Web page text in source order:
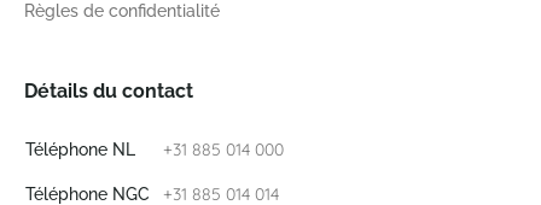
Règles de confidentialité
Détails du contact
Téléphone NL +31 885 014 000
Téléphone NGC +31 885 014 014